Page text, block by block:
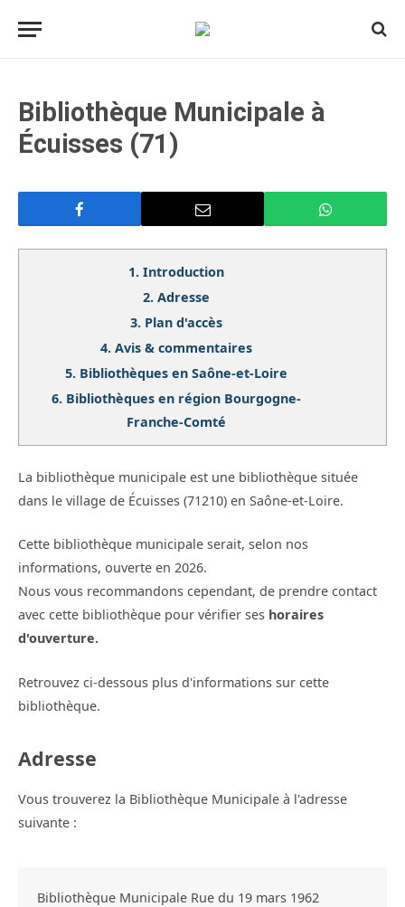
Bibliothèque Municipale à
Écuisses (71)
1. Introduction
2. Adresse
3. Plan d'accès
4. Avis & commentaires
5. Bibliothèques en Saône-et-Loire
6. Bibliothèques en région Bourgogne-
Franche-Comté
La bibliothèque municipale est une bibliothèque située
dans le village de Écuisses (71210) en Saône-et-Loire.
Cette bibliothèque municipale serait, selon nos
informations, ouverte en 2026.
Nous vous recommandons cependant, de prendre contact
avec cette bibliothèque pour vérifier ses horaires
d'ouverture.
Retrouvez ci-dessous plus d'informations sur cette
bibliothèque.
Adresse
Vous trouverez la Bibliothèque Municipale à l'adresse
suivante :
Bibliothèque Municipale Rue du 19 mars 1962